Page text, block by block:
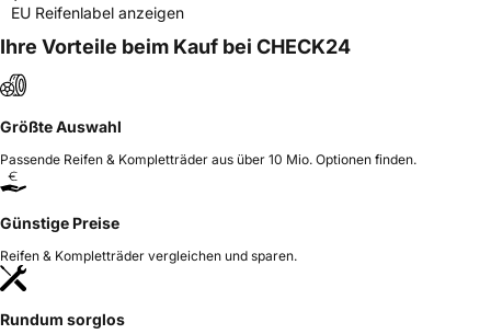
EU Reifenlabel anzeigen
Ihre Vorteile beim Kauf bei CHECK24
Größte Auswahl
Passende Reifen & Kompletträder aus über 10 Mio. Optionen finden.
Günstige Preise
Reifen & Kompletträder vergleichen und sparen.
Rundum sorglos